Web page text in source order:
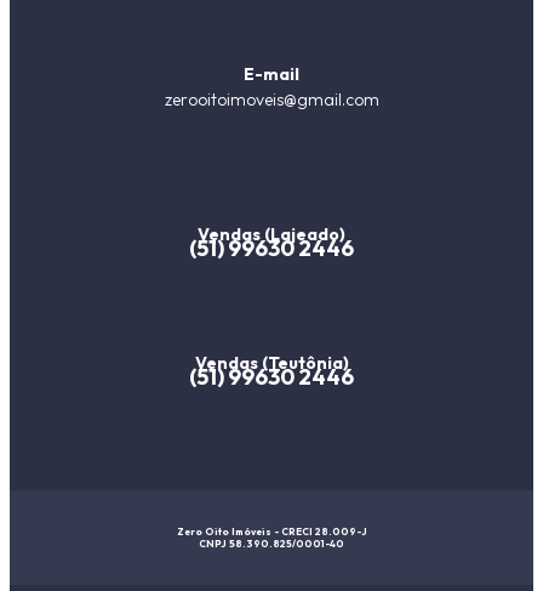
E-mail
zerooitoimoveis@gmail.com
Vendas (Lajeado)
(51) 99630 2446
Vendas (Teutônia)
(51) 99630 2446
Zero Oito Imóveis - CRECI 28.009-J
CNPJ 58.390.825/0001-40